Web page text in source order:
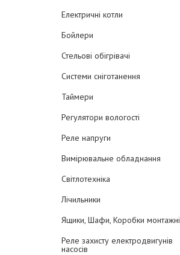
Електричні котли
Бойлери
Стельові обігрівачі
Системи сніготанення
Таймери
Регулятори вологості
Реле напруги
Вимірювальне обладнання
Світлотехніка
Лічильники
Ящики, Шафи, Коробки монтажні
Реле захисту електродвигунів
насосів